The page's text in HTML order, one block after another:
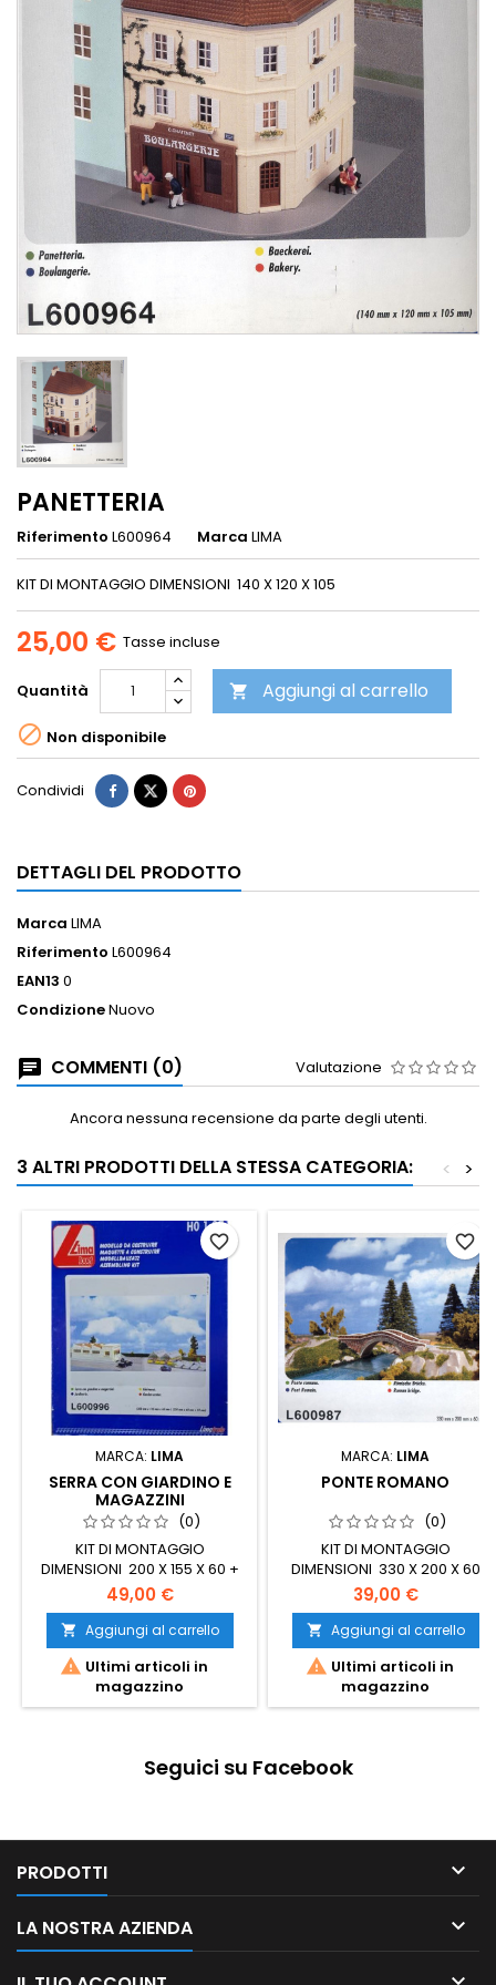
PANETTERIA
Riferimento L600964 Marca LIMA
KIT DI MONTAGGIO DIMENSIONI 140 X 120 X 105
25,00 € Tasse incluse
Quantità  Aggiungi al carrello
 Non disponibile
Condividi
DETTAGLI DEL PRODOTTO
Marca LIMA
Riferimento L600964
EAN13 0
CondizioneNuovo
COMMENTI (0) Valutazione
Ancora nessuna recensione da parte degli utenti.
3 ALTRI PRODOTTI DELLA STESSA CATEGORIA: >
<
MARCA: LIMA
SERRA CON GIARDINO E
MAGAZZINI
(0)
KIT DI MONTAGGIO
DIMENSIONI 200 X 155 X 60 +
230 X 60 50
49,00 €
 Aggiungi al carrello
 Ultimi articoli in
magazzino
favorite_border
MARCA: LIMA
PONTE ROMANO
(0)
KIT DI MONTAGGIO
DIMENSIONI 330 X 200 X 60
39,00 €
 Aggiungi al carrello
 Ultimi articoli in
magazzino
favorite_border
Seguici su Facebook
PRODOTTI 
LA NOSTRA AZIENDA 